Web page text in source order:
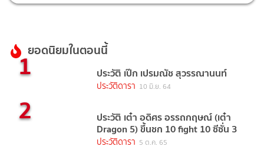
ยอดนิยมในตอนนี้
1 ประวัติ เป๊ก เปรมณัช สุวรรณานนท์
ประวัติดารา 10 มิ.ย. 64
2 ประวัติ เต๋า อดิศร อรรถกฤษณ์ (เต๋า
Dragon 5) ขึ้นชก 10 fight 10 ซีซั่น 3
ประวัติดารา 5 ต.ค. 65